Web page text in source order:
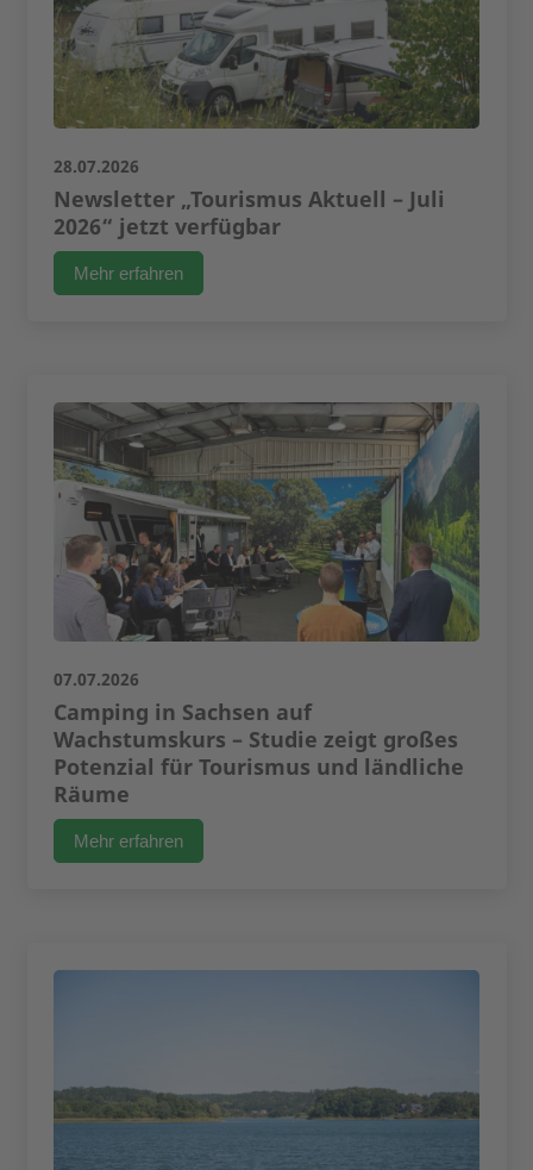
28.07.2026
Newsletter „Tourismus Aktuell – Juli
2026“ jetzt verfügbar
Mehr erfahren
07.07.2026
Camping in Sachsen auf
Wachstumskurs – Studie zeigt großes
Potenzial für Tourismus und ländliche
Räume
Mehr erfahren